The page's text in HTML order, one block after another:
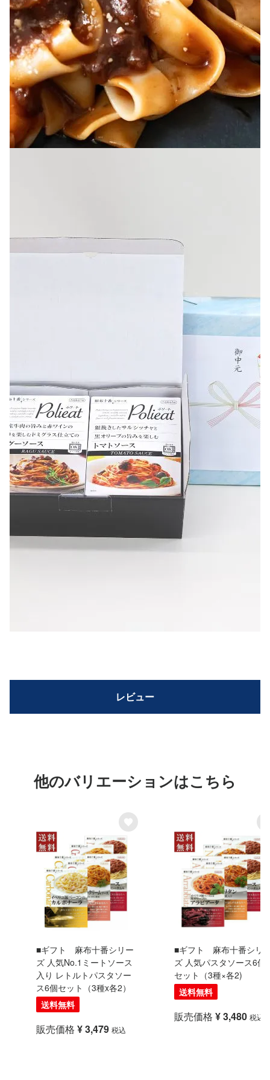
レビュー
他のバリエーションはこちら
■ギフト 麻布十番シリー
ズ 人気No.1ミートソース
入り レトルトパスタソー
ス6個セット（3種x各2）
送料無料
販売価格 ¥3,479 税込
■ギフト 麻布十番シリ
ズ 人気パスタソース6個
セット（3種×各2)
送料無料
販売価格 ¥3,480 税込